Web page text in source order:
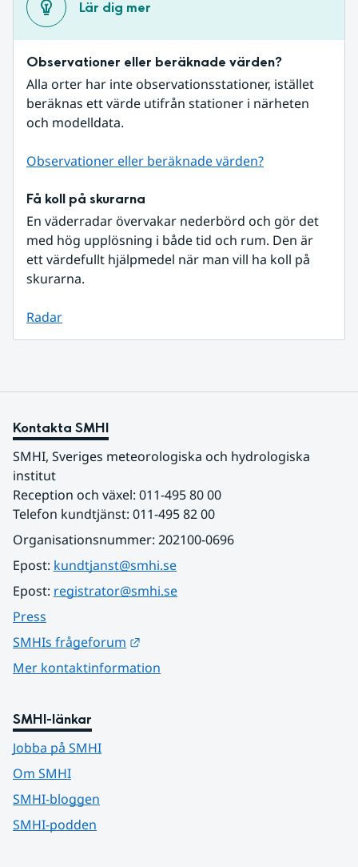
Lär dig mer
Observationer eller beräknade värden?
Alla orter har inte observationsstationer, istället
beräknas ett värde utifrån stationer i närheten
och modelldata.
Observationer eller beräknade värden?
Få koll på skurarna
En väderradar övervakar nederbörd och gör det
med hög upplösning i både tid och rum. Den är
ett värdefullt hjälpmedel när man vill ha koll på
skurarna.
Radar
Kontakta SMHI
SMHI, Sveriges meteorologiska och hydrologiska
institut
Reception och växel: 011-495 80 00
Telefon kundtjänst: 011-495 82 00
Organisationsnummer: 202100-0696
Epost: kundtjanst@smhi.se
Epost: registrator@smhi.se
Press
SMHIs frågeforum
Mer kontaktinformation
SMHI-länkar
Jobba på SMHI
Om SMHI
SMHI-bloggen
SMHI-podden